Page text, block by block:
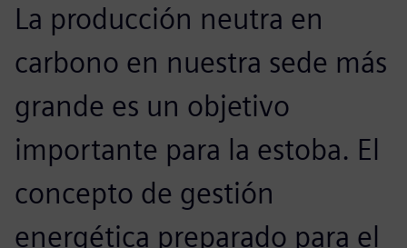
La producción neutra en
carbono en nuestra sede más
grande es un objetivo
importante para la estoba. El
concepto de gestión
energética preparado para el